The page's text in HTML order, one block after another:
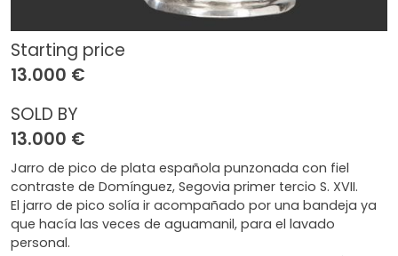
Starting price
13.000 €
SOLD BY
13.000 €
Jarro de pico de plata española punzonada con fiel
contraste de Domínguez, Segovia primer tercio S. XVII.
El jarro de pico solía ir acompañado por una bandeja ya
que hacía las veces de aguamanil, para el lavado
personal.